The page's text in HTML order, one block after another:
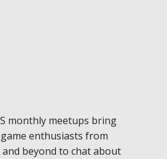
monthly meetups bring
enthusiasts from
beyond to chat about